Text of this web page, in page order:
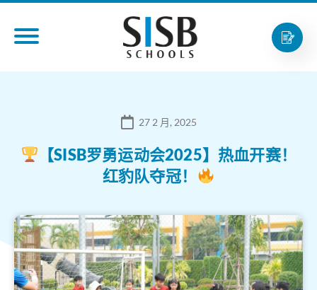
27 2 月, 2025
【SISB罗勇运动会2025】热血开赛！
红豹队夺冠！